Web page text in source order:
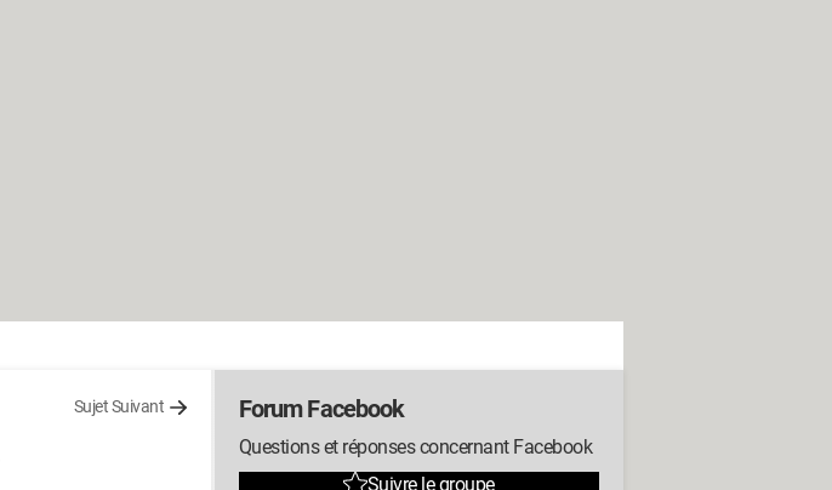
Sujet Suivant Forum Facebook
Questions et réponses concernant Facebook
Suivre le groupe